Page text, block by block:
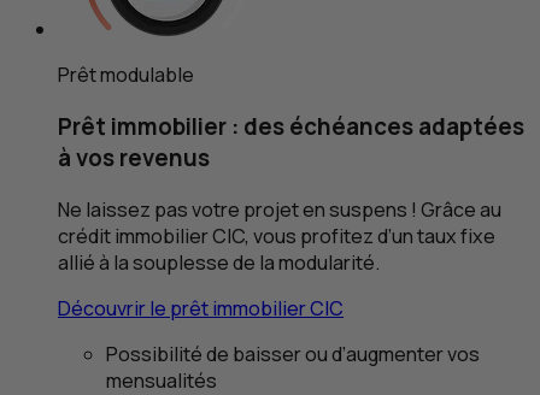
Prêt modulable
Prêt immobilier : des échéances adaptées
à vos revenus
Ne laissez pas votre projet en suspens ! Grâce au
crédit immobilierCIC, vous profitez d’un taux fixe
allié à la souplesse de la modularité.
Découvrir le prêt immobilierCIC
Possibilité de baisser ou d’augmenter vos
mensualités